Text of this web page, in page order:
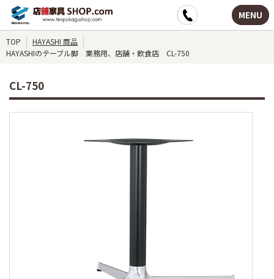
MENU
TOP
HAYASHI 商品
HAYASHIのテーブル脚 業務用、店舗・飲食店 CL-750
CL-750